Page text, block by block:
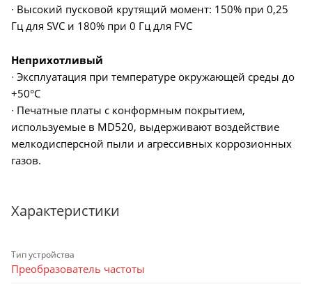
∙ Высокий пусковой крутящий момент: 150% при 0,25
Гц для SVC и 180% при 0 Гц для FVC
Неприхотливый
∙ Эксплуатация при температуре окружающей среды до
+50°C
∙ Печатные платы с конформным покрытием,
используемые в MD520, выдерживают воздействие
мелкодисперсной пыли и агрессивных коррозионных
газов.
Характеристики
Тип устройства
Преобразователь частоты